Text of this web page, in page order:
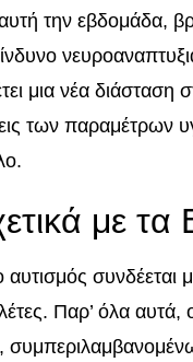
την εβδομάδα,
μια νέα διάσταση
των παραμέτρων
με τα
αυτισμός συνδέεται
Παρ’ όλα αυτά,